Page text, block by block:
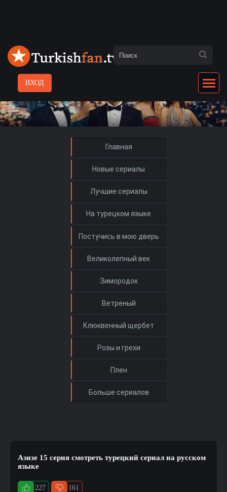
ВХОД
Главная
Новые сериалы
Лучшие сериалы
На турецком языке
Азизе 15 серия смотреть турецкий сериал на русском
языке
227 161